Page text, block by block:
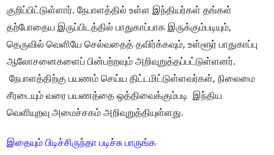
குறிப்பிட்டுள்ளார். நேபாளத்தில் உள்ள இந்தியர்கள் தங்கள்
தற்போதைய இருப்பிடத்தில் பாதுகாப்பாக இருக்கும்படியும்,
தெருவில் வெளியே செல்வதைத் தவிர்க்கவும், உள்ளூர் பாதுகாப்பு
ஆலோசனைகளைப் பின்பற்றவும் அறிவுறுத்தப்பட்டுள்ளனர்.
நேபாளத்திற்கு பயணம் செய்ய திட்டமிட்டுள்ளவர்கள், நிலைமை
சீரடையும் வரை பயணத்தை ஒத்திவைக்கும்படி இந்திய
வெளியுறவு அமைச்சகம் அறிவுறுத்தியுள்ளது.
இதையும் பிடிச்சிருந்தா படிச்சு பாருங்க